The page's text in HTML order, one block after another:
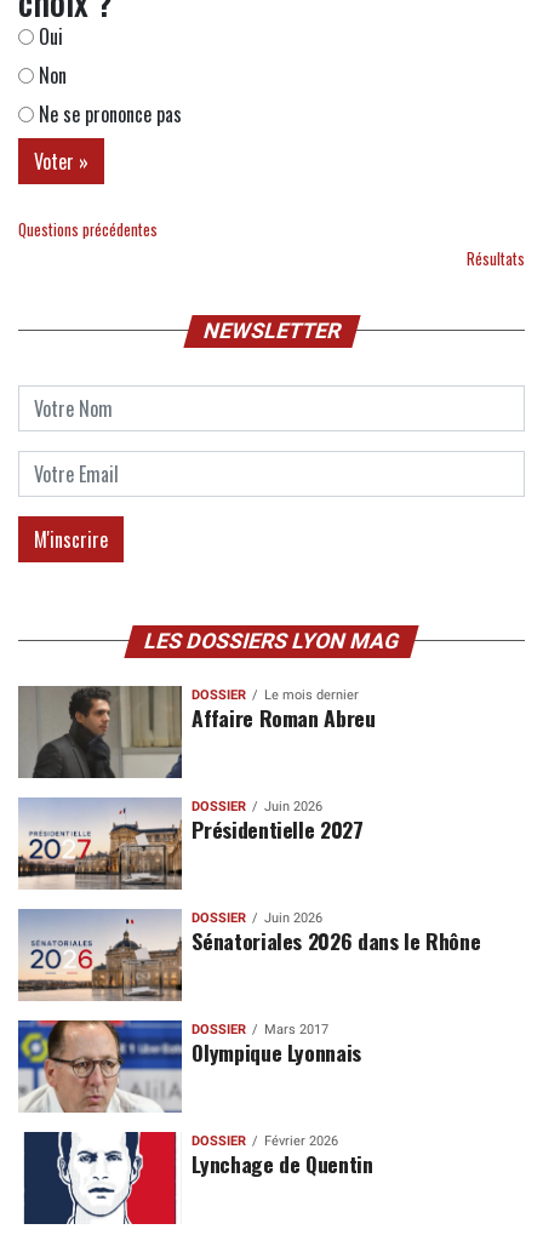
Oui
Non
Ne se prononce pas
Questions précédentes
Résultats
NEWSLETTER
LES DOSSIERS LYON MAG
DOSSIER Le mois dernier
Affaire Roman Abreu
DOSSIER Juin 2026
Présidentielle 2027
DOSSIER Juin 2026
Sénatoriales 2026 dans le Rhône
DOSSIER Mars 2017
Olympique Lyonnais
DOSSIER Février 2026
Lynchage de Quentin